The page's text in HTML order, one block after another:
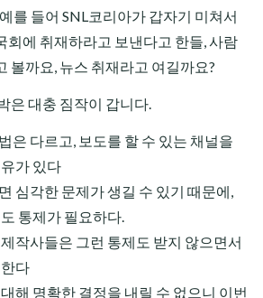
를 들어 SNL코리아가 갑자기 미쳐서
회에 취재하라고 보낸다고 한들, 사람
볼까요, 뉴스 취재라고 여길까요?
은 대충 짐작이 갑니다.
은 다르고, 보도를 할 수 있는 채널을
가 있다
심각한 문제가 생길 수 있기 때문에,
통제가 필요하다.
작사들은 그런 통제도 받지 않으면서
다
해 명확한 결정을 내릴 수 없으니 이번